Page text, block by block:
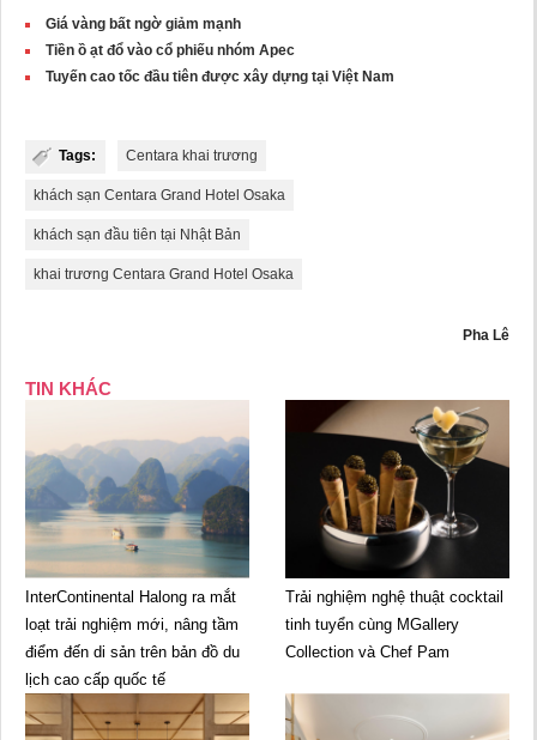
Giá vàng bất ngờ giảm mạnh
Tiền ồ ạt đổ vào cổ phiếu nhóm Apec
Tuyến cao tốc đầu tiên được xây dựng tại Việt Nam
Tags: Centara khai trương
khách sạn Centara Grand Hotel Osaka
khách sạn đầu tiên tại Nhật Bản
khai trương Centara Grand Hotel Osaka
Pha Lê
TIN KHÁC
InterContinental Halong ra mắt
loạt trải nghiệm mới, nâng tầm
điểm đến di sản trên bản đồ du
lịch cao cấp quốc tế
Trải nghiệm nghệ thuật cocktail
tinh tuyển cùng MGallery
Collection và Chef Pam